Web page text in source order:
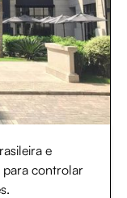
e
para controlar